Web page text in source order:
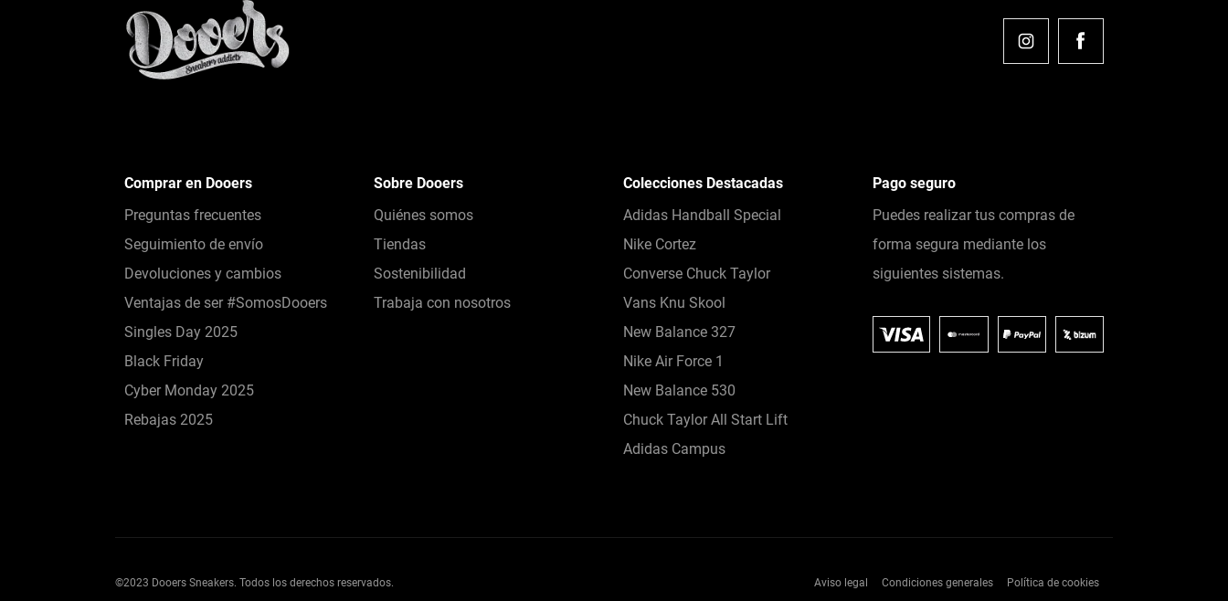
Comprar en Dooers
Preguntas frecuentes
Seguimiento de envío
Devoluciones y cambios
Ventajas de ser #SomosDooers
Singles Day 2025
Black Friday
Cyber Monday 2025
Rebajas 2025
Sobre Dooers
Quiénes somos
Tiendas
Sostenibilidad
Trabaja con nosotros
Colecciones Destacadas
Adidas Handball Special
Nike Cortez
Converse Chuck Taylor
Vans Knu Skool
New Balance 327
Nike Air Force 1
New Balance 530
Chuck Taylor All Start Lift
Adidas Campus
Pago seguro
Puedes realizar tus compras de
forma segura mediante los
siguientes sistemas.
©2023 Dooers Sneakers. Todos los derechos reservados. Aviso legal Condiciones generales Política de cookies